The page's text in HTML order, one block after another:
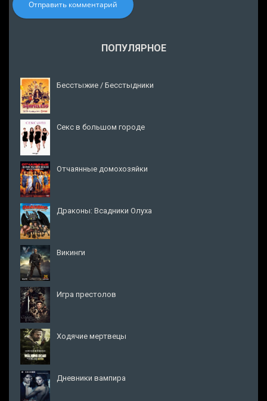
Отправить комментарий
ПОПУЛЯРНОЕ
Бесстыжие / Бесстыдники
Секс в большом городе
Отчаянные домохозяйки
Драконы: Всадники Олуха
Викинги
Игра престолов
Ходячие мертвецы
Дневники вампира